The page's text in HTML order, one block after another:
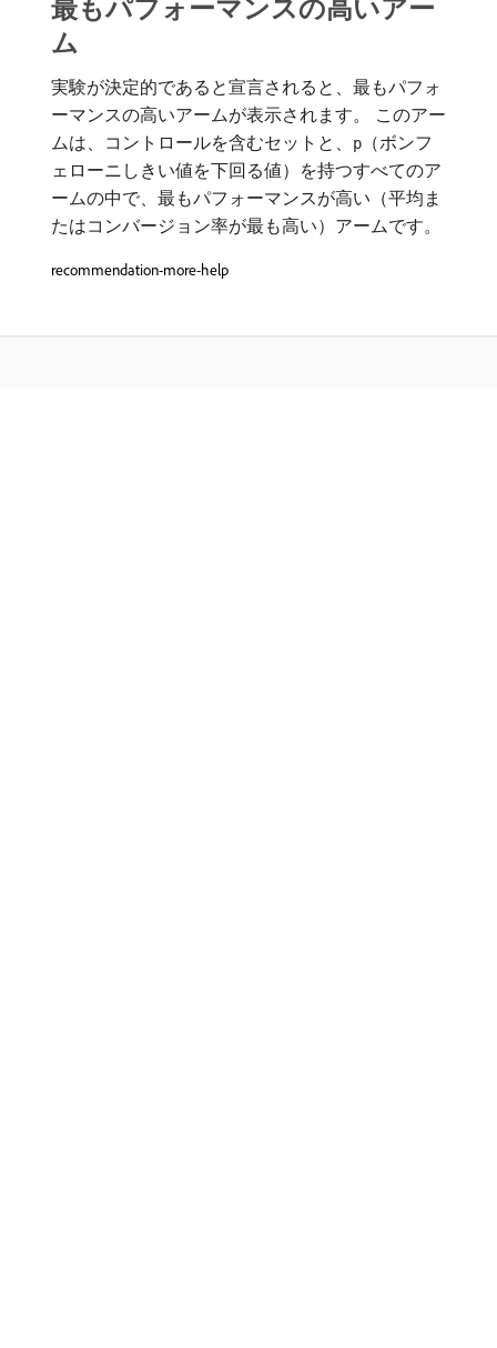
最もパフォーマンスの高いアー
ム
実験が決定的であると宣言されると、最もパフォ
ーマンスの高いアームが表示されます。 このアー
ムは、コントロールを含むセットと、
p
（ボンフ
ェローニしきい値を下回る値）を持つすべてのア
ームの中で、最もパフォーマンスが高い（平均ま
たはコンバージョン率が最も高い）アームです。
recommendation-more-help